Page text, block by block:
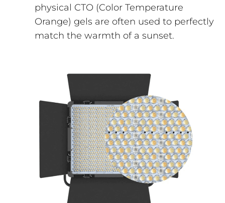
physical CTO (Color Temperature
Orange) gels are often used to perfectly
match the warmth of a sunset.